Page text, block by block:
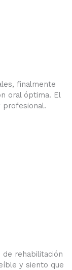
finalmente
oral óptima. El
profesional.
rehabilitación
y siento que